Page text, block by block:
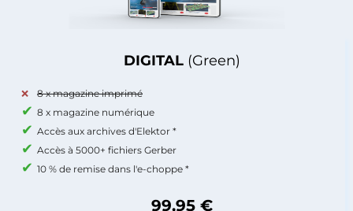
DIGITAL (Green)
8 x magazine imprimé
8 x magazine numérique
Accès aux archives d'Elektor *
Accès à 5000+ fichiers Gerber
10 % de remise dans l'e-choppe *
99,95 €